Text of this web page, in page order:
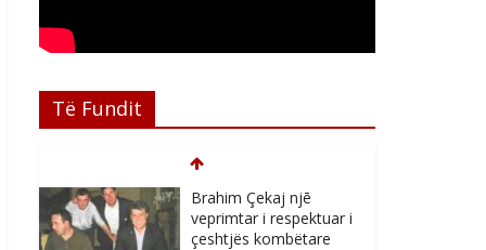
Të Fundit
Brahim Çekaj njē
veprimtar i respektuar i
çeshtjës kombëtare